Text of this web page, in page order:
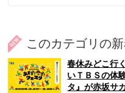
このカテゴリの
春休みどこ行
いＴＢＳの体
タ』が赤坂サ